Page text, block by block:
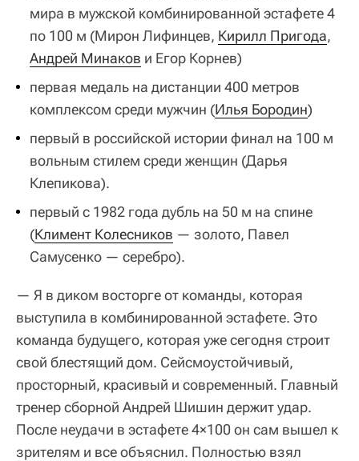
мира в мужской комбинированной эстафете 4
по 100 м (Мирон Лифинцев, Кирилл Пригода,
Андрей Минаков и Егор Корнев)
первая медаль на дистанции 400 метров
комплексом среди мужчин (Илья Бородин)
первый в российской истории финал на 100 м
вольным стилем среди женщин (Дарья
Клепикова).
первый с 1982 года дубль на 50 м на спине
(Климент Колесников — золото, Павел
Самусенко — серебро).
— Я в диком восторге от команды, которая
выступила в комбинированной эстафете. Это
команда будущего, которая уже сегодня строит
свой блестящий дом. Сейсмоустойчивый,
просторный, красивый и современный. Главный
тренер сборной Андрей Шишин держит удар.
После неудачи в эстафете 4×100 он сам вышел к
зрителям и все объяснил. Полностью взял